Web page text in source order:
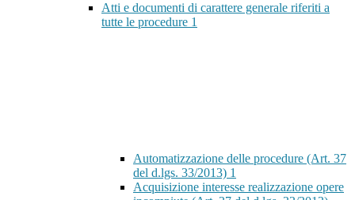
Atti e documenti di carattere generale riferiti a
tutte le procedure 1
Automatizzazione delle procedure (Art. 37
del d.lgs. 33/2013) 1
Acquisizione interesse realizzazione opere